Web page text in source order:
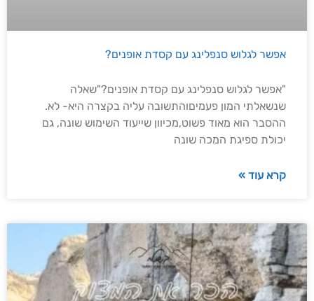
אפשר לגלוש סנפלינג עם קסדת אופנים?
"אפשר לגלוש סנפלינג עם קסדת אופנים?"שאלה
שנשאלתי המון פעמיםוהתשובה עליה בקצרה היא- לא.
ההסבר הוא מאוד פשוט,מכיוון שייעוד השימוש שונה, גם
יכולת ספיגת המכה שונה
קרא עוד »